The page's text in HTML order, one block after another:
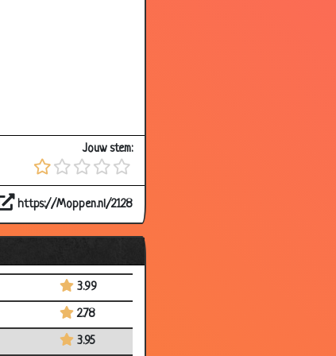
Jouw stem:
https://Moppen.nl/2128
3.66
3.81
3.80
3.99
2.78
3.95